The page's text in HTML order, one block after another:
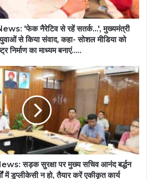
'फेक नैरेटिव से रहें सतर्क...', मुख्यमंत्री
से किया संवाद, कहा- सोशल मीडिया को
निर्माण का माध्यम बनाएं.....
सड़क सुरक्षा पर मुख्य सचिव आनंद बर्द्धन
में डुप्लीकेसी न हो, तैयार करें एकीकृत कार्य